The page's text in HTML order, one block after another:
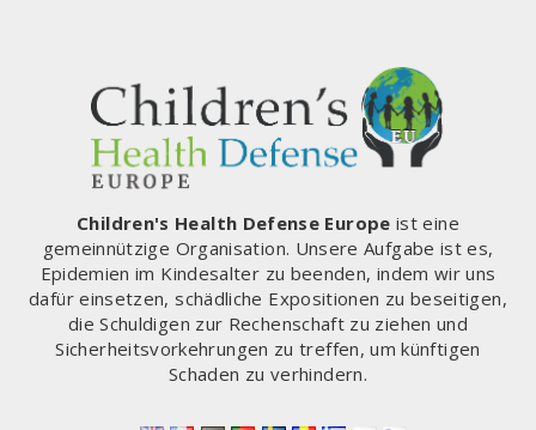
Children's Health Defense Europe ist eine
gemeinnützige Organisation. Unsere Aufgabe ist es,
Epidemien im Kindesalter zu beenden, indem wir uns
dafür einsetzen, schädliche Expositionen zu beseitigen,
die Schuldigen zur Rechenschaft zu ziehen und
Sicherheitsvorkehrungen zu treffen, um künftigen
Schaden zu verhindern.